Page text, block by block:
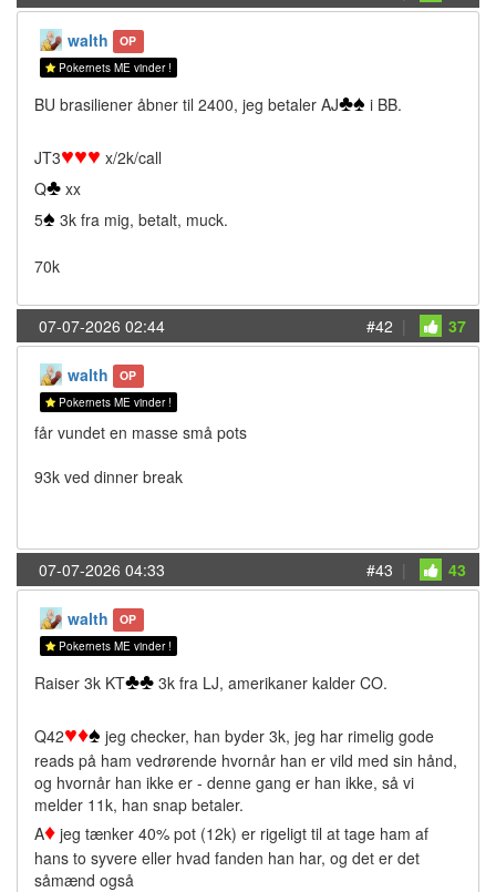
walth OP
Pokernets ME vinder !
BU brasiliener åbner til 2400, jeg betaler AJ♣♠ i BB.
JT3♥♥♥ x/2k/call
Q♣ xx
5♠ 3k fra mig, betalt, muck.
70k
07-07-2026 02:44 #42 | 37
walth OP
Pokernets ME vinder !
får vundet en masse små pots
93k ved dinner break
07-07-2026 04:33 #43 | 43
walth OP
Pokernets ME vinder !
Raiser 3k KT♣♣ 3k fra LJ, amerikaner kalder CO.
Q42♥♦♠ jeg checker, han byder 3k, jeg har rimelig gode
reads på ham vedrørende hvornår han er vild med sin hånd,
og hvornår han ikke er - denne gang er han ikke, så vi
melder 11k, han snap betaler.
A♦ jeg tænker 40% pot (12k) er rigeligt til at tage ham af
hans to syvere eller hvad fanden han har, og det er det
såmænd også